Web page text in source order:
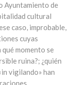
Ayuntamiento de
cultural
caso, improbable,
cuyas
momento se
ruina?; ¿quién
vigilando» han